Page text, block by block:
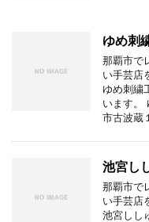
ゆめ刺
那覇市で
い手芸店
ゆめ刺繍
います。
市古波蔵
池宮し
那覇市で
い手芸店
池宮しし